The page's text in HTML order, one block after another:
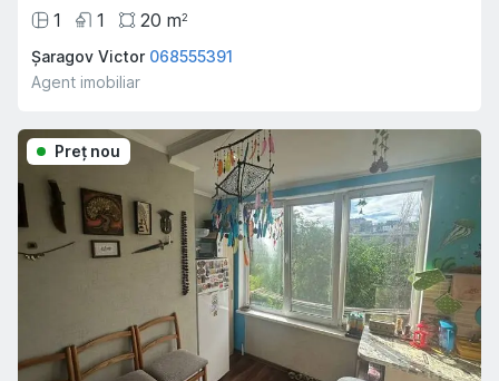
1
1 20 m2
Șaragov Victor 068555391
Agent imobiliar
Preţ nou